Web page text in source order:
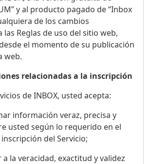
y al producto pagado de “Inbox
de los cambios
las Reglas de uso del sitio web,
el momento de su publicación
web.
relacionadas a la inscripción
de INBOX, usted acepta:
información veraz, precisa y
usted según lo requerido en el
del Servicio;
a la veracidad, exactitud y validez